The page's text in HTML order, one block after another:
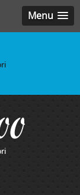
Menu